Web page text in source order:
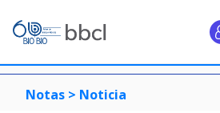
Notas > Noticia